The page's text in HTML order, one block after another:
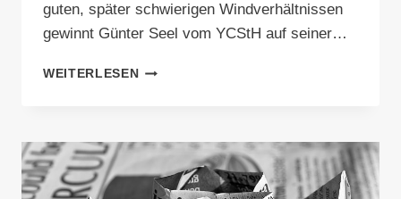
guten, später schwierigen Windverhältnissen
gewinnt Günter Seel vom YCStH auf seiner…
WEITERLESENHATTRICK